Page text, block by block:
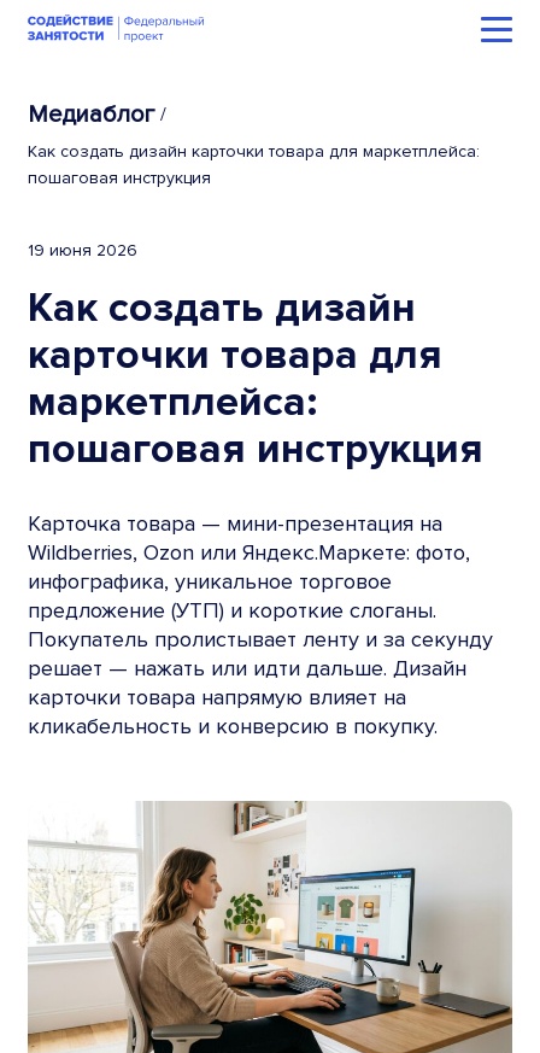
Медиаблог /
Как создать дизайн карточки товара для маркетплейса:
пошаговая инструкция
19 июня 2026
Как создать дизайн
карточки товара для
маркетплейса:
пошаговая инструкция
Карточка товара — мини-презентация на
Wildberries, Ozon или Яндекс.Маркете: фото,
инфографика, уникальное торговое
предложение (УТП) и короткие слоганы.
Покупатель пролистывает ленту и за секунду
решает — нажать или идти дальше. Дизайн
карточки товара напрямую влияет на
кликабельность и конверсию в покупку.